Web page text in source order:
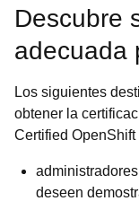
Descubre
adecuada
Los siguientes
obtener la
Certified OpenShift
deseen